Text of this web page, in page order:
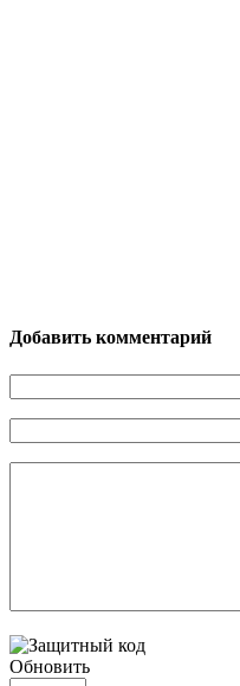
Добавить комментарий
Обновить